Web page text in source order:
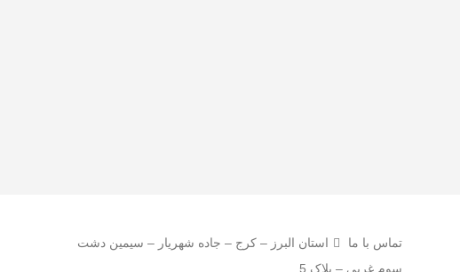
تماس با ما
استان البرز – کرج – جاده شهریار – سیمین دشت
سوم غربی – پلاک 5